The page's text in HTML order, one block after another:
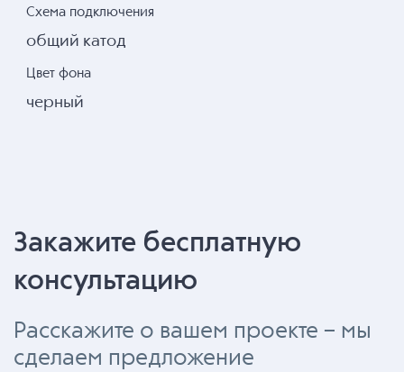
Схема подключения
общий катод
Цвет фона
черный
Закажите бесплатную
консультацию
Расскажите о вашем проекте – мы
сделаем предложение